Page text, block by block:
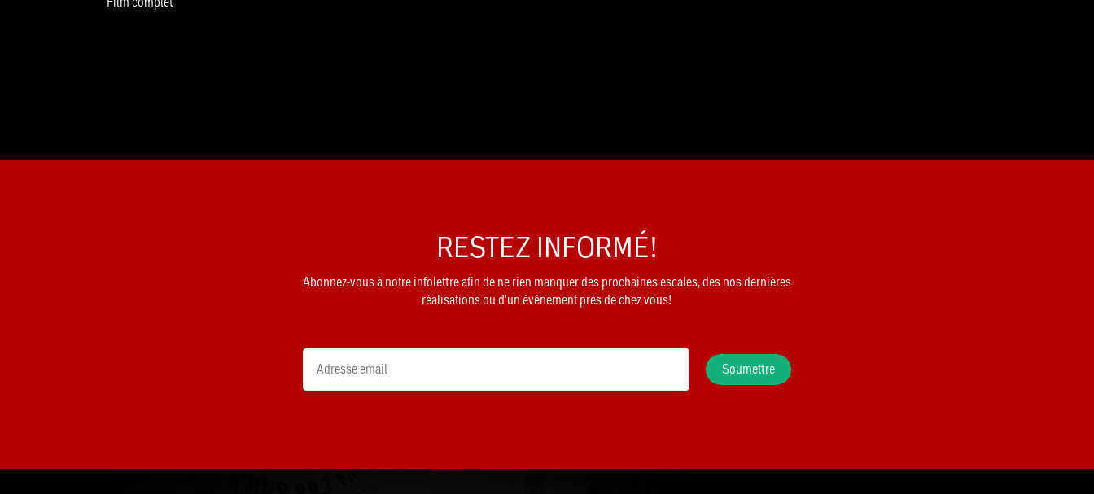
RESTEZ INFORMÉ!
Abonnez-vous à notre infolettre afin de ne rien manquer des prochaines escales, des nos dernières
réalisations ou d'un événement près de chez vous!
Soumettre